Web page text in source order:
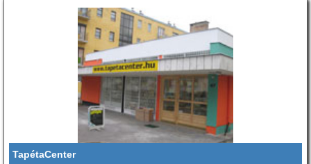
TapétaCenter